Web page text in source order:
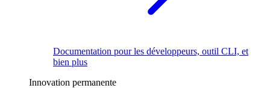
Documentation pour les développeurs, outil CLI, et
bien plus
Innovation permanente